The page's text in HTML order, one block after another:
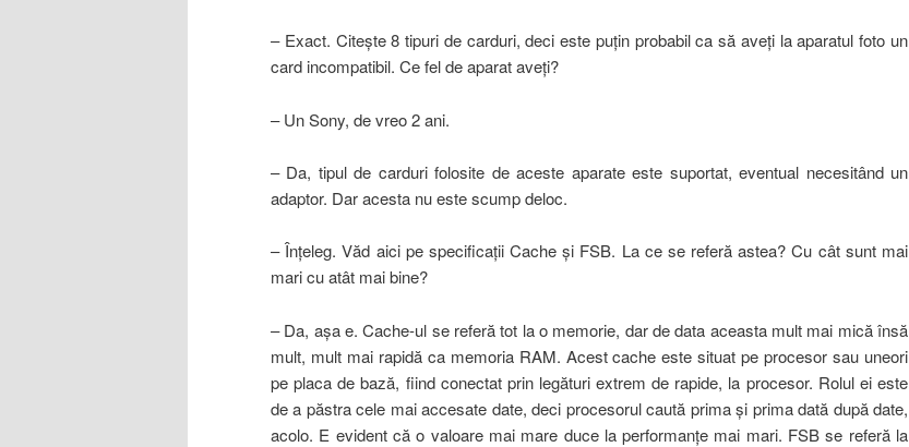
– Exact. Citeşte 8 tipuri de carduri, deci este puţin probabil ca să aveţi la aparatul foto un
card incompatibil. Ce fel de aparat aveţi?
– Un Sony, de vreo 2 ani.
– Da, tipul de carduri folosite de aceste aparate este suportat, eventual necesitând un
adaptor. Dar acesta nu este scump deloc.
– Înţeleg. Văd aici pe specificaţii Cache şi FSB. La ce se referă astea? Cu cât sunt mai
mari cu atât mai bine?
– Da, aşa e. Cache-ul se referă tot la o memorie, dar de data aceasta mult mai mică însă
mult, mult mai rapidă ca memoria RAM. Acest cache este situat pe procesor sau uneori
pe placa de bază, fiind conectat prin legături extrem de rapide, la procesor. Rolul ei este
de a păstra cele mai accesate date, deci procesorul caută prima şi prima dată după date,
acolo. E evident că o valoare mai mare duce la performanţe mai mari. FSB se referă la